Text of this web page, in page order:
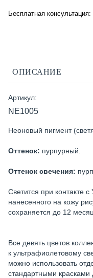
Бесплатная консультация:
ОПИСАНИЕ
Артикул:
NE1005
Неоновый пигмент
Оттенок: пурпурный.
Оттенок свечения:
Светится при контакте
нанесенного на кожу
сохраняется до 12
Все девять цветов
к ультрафиолетовому
можно использовать
стандартными красками